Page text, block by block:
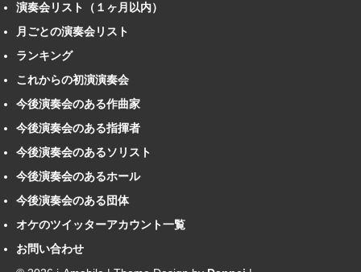
演奏会リスト（１ヶ月以内）
月ごとの演奏会リスト
ランキング
これからの初演演奏会
今後演奏会のある作曲家
今後演奏会のある指揮者
今後演奏会のあるソリスト
今後演奏会のあるホール
今後演奏会のある団体
オケのツイッターアカウント一覧
お問い合わせ